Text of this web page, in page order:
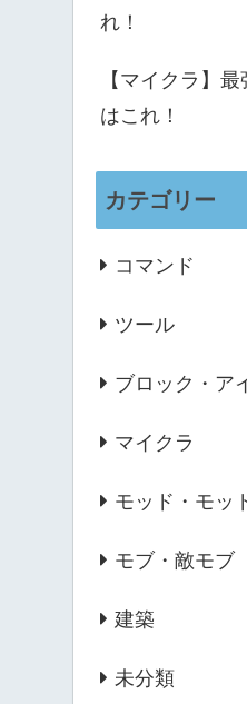
れ！
【マイクラ】
はこれ！
カテゴリー
コマンド
ツール
ブロック・ア
マイクラ
モッド・モッ
モブ・敵モブ
建築
未分類